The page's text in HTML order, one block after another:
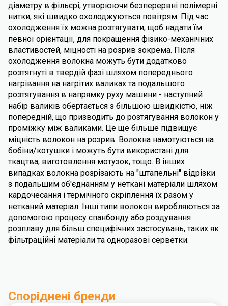
діаметру в фільєрі, утворюючи безперервні полімерні
нитки, які швидко охолоджуються повітрям. Під час
охолодження їх можна розтягувати, щоб надати їм
певної орієнтації, для покращення фізико-механічних
властивостей, міцності на розрив зокрема. Після
охолодження волокна можуть бути додатково
розтягнуті в твердій фазі шляхом попереднього
нагрівання на нагрітих валиках та подальшого
розтягування в напрямку руху машини - наступний
набір валиків обертається з більшою швидкістю, ніж
попередній, що призводить до розтягування волокон у
проміжку між валиками. Це ще більше підвищує
міцність волокон на розрив. Волокна намотуються на
бобіни/котушки і можуть бути використані для
ткацтва, виготовлення мотузок, тощо. В інших
випадках волокна розрізають на "штапельні" відрізки
з подальшим об'єднанням у неткані матеріали шляхом
кардочесання і термічного скріплення їх разом у
нетканий матеріал. Інші типи волокон виробляються за
допомогою процесу спанбонду або роздування
розплаву для більш специфічних застосувань, таких як
фільтраційні матеріали та одноразові серветки.
Споріднені бренди